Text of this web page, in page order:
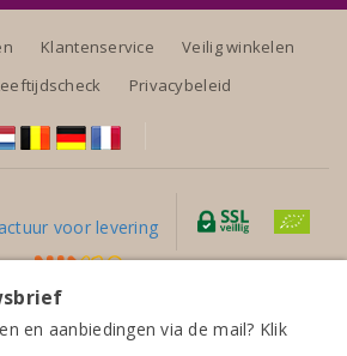
Klantenservice
Veilig winkelen
Privacybeleid
en aanbiedingen via de mail? Klik